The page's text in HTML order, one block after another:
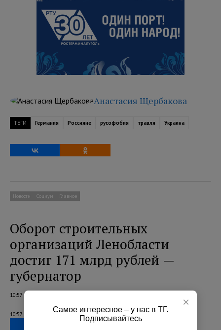
Анастасия Щербакова
ТЕГИ Германия Россияне русофобия травля Украина
Новости Социум Главное
Оборот строительных
организаций Ленобласти
достиг 171 млрд рублей —
губернатор
10:57 09.08.2026
10:57 09.08.2026
×
Самое интересное – у нас в ТГ.
Подписывайтесь